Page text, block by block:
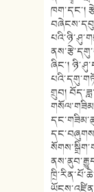
ཁག་དང་།
ཞིང་།
གྲུབ།